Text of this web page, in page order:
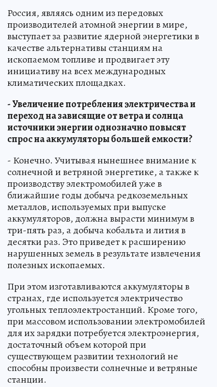
Россия, являясь одним из передовых
производителей атомной энергии в мире,
выступает за развитие ядерной энергетики в
качестве альтернативы станциям на
ископаемом топливе и продвигает эту
инициативу на всех международных
климатических площадках.
- Увеличение потребления электричества и
переход на зависящие от ветра и солнца
источники энергии однозначно повысят
спрос на аккумуляторы большей емкости?
- Конечно. Учитывая нынешнее внимание к
солнечной и ветряной энергетике, а также к
производству электромобилей уже в
ближайшие годы добыча редкоземельных
металлов, используемых при выпуске
аккумуляторов, должна вырасти минимум в
три-пять раз, а добыча кобальта и лития в
десятки раз. Это приведет к расширению
нарушенных земель в результате извлечения
полезных ископаемых.
При этом изготавливаются аккумуляторы в
странах, где используется электричество
угольных теплоэлектростанций. Кроме того,
при массовом использовании электромобилей
для их зарядки потребуется электроэнергия,
достаточный объем которой при
существующем развитии технологий не
способны произвести солнечные и ветряные
станции.